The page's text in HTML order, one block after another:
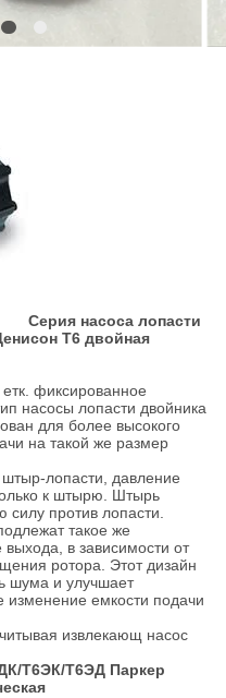
Серия насоса лопасти
Т6 двойная
фиксированное
насосы лопасти двойника
для более высокого
на такой же размер
лопасти, давление
к штырю. Штырь
силу против лопасти.
такое же
в зависимости от
ротора. Этот дизайн
шума и улучшает
емкости подачи
извлекающ насос
Т6ЭК/Т6ЭД Паркер